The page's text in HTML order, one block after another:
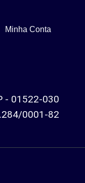
Minha Conta
- 01522-030
0001-82